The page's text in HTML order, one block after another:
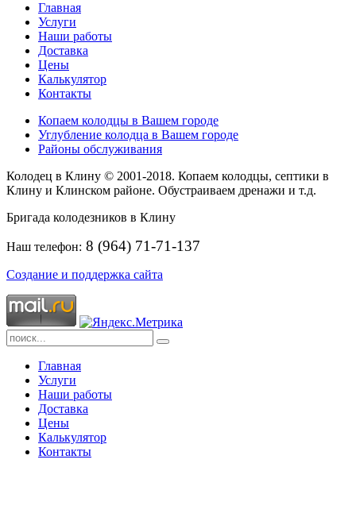
Главная
Услуги
Наши работы
Доставка
Цены
Калькулятор
Контакты
Копаем колодцы в Вашем городе
Углубление колодца в Вашем городе
Районы обслуживания
Колодец в Клину © 2001-2018. Копаем колодцы, септики в
Клину и Клинском районе. Обустраиваем дренажи и т.д.
Бригада колодезников в Клину
Наш телефон: 8 (964) 71-71-137
Создание и поддержка сайта
Главная
Услуги
Наши работы
Доставка
Цены
Калькулятор
Контакты